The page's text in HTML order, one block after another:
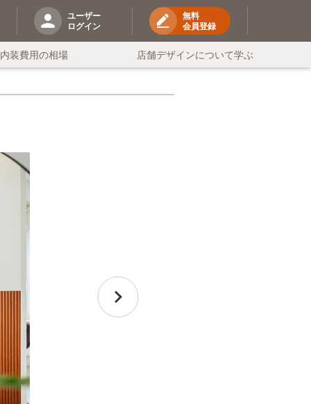
ユーザー
ログイン
無料
会員登録
装費用の相場 店舗デザインについて学ぶ